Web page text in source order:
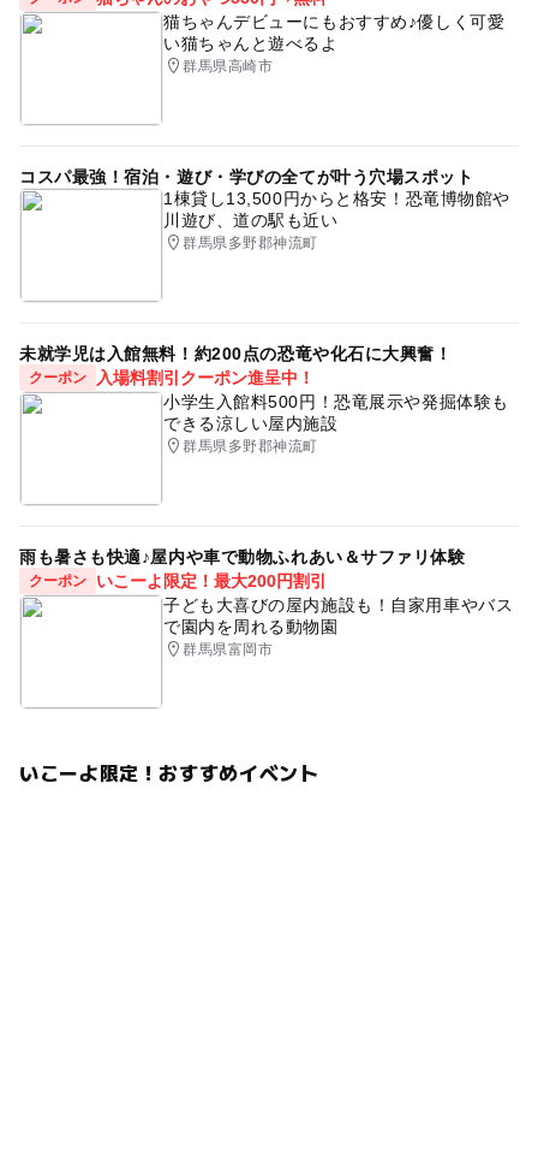
猫ちゃんデビューにもおすすめ♪優しく可愛
い猫ちゃんと遊べるよ
群馬県高崎市
コスパ最強！宿泊・遊び・学びの全てが叶う穴場スポット
1棟貸し13,500円からと格安！恐竜博物館や
川遊び、道の駅も近い
群馬県多野郡神流町
未就学児は入館無料！約200点の恐竜や化石に大興奮！
クーポン
入場料割引クーポン進呈中！
小学生入館料500円！恐竜展示や発掘体験も
できる涼しい屋内施設
群馬県多野郡神流町
雨も暑さも快適♪屋内や車で動物ふれあい＆サファリ体験
クーポン
いこーよ限定！最大200円割引
子ども大喜びの屋内施設も！自家用車やバス
で園内を周れる動物園
群馬県富岡市
いこーよ限定！おすすめイベント